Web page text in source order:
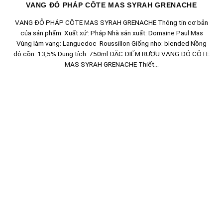
VANG ĐỎ PHÁP CÔTE MAS SYRAH GRENACHE
VANG ĐỎ PHÁP CÔTE MAS SYRAH GRENACHE Thông tin cơ bản
của sản phẩm: Xuất xứ: Pháp Nhà sản xuất: Domaine Paul Mas
Vùng làm vang: Languedoc Roussillon Giống nho: blended Nồng
độ cồn: 13,5% Dung tích: 750ml ĐẶC ĐIỂM RƯỢU VANG ĐỎ CÔTE
MAS SYRAH GRENACHE Thiết...